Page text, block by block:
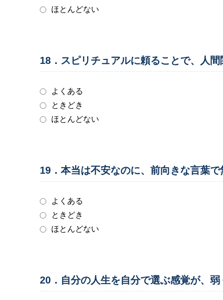
ほとんどない
18．スピリチュアルに頼ることで、人
よくある
ときどき
ほとんどない
19．本当は不安なのに、前向きな言葉
よくある
ときどき
ほとんどない
20．自分の人生を自分で選ぶ感覚が、